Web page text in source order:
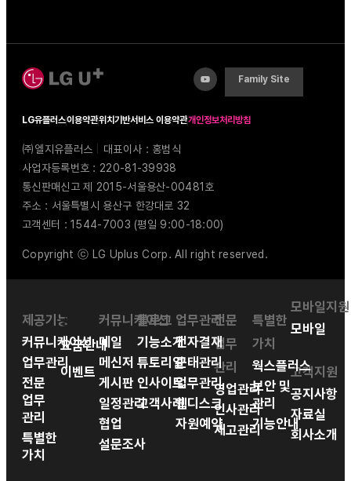
Family Site
LG유플러스이용약관위치기반서비스 이용약관개인정보처리방침
㈜엘지유플러스
대표이사 : 홍범식
사업자등록번호 : 220-81-39938
통신판매신고 제 2015-서울용산-00481호
주소 : 서울특별시 용산구 한강대로 32
고객센터 : 1544-7003 (평일 9:00-18:00)
Copyright ⓒ LG Uplus Corp. All right reserved.
제공기능
커뮤니케이션
업무관리
전문
업무
관리
특별한
가치
공간
요금안내
이벤트
커뮤니케이션
메일
메신저
게시판
일정관리
협업
설문조사
블로그
기능소개
튜토리얼
인사이트
고객사례
업무관리
전자결재
근태관리
업무관리
웹디스크
자원예약
전문
업무
관리
영업관리
인사관리
재고관리
특별한
가치
웍스플러스
보안 및
관리
기능안내
모바일지원
모바일
고객지원
공지사항
자료실
회사소개